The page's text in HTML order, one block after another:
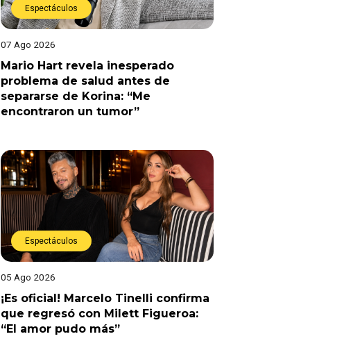
Espectáculos
07 Ago 2026
Mario Hart revela inesperado
problema de salud antes de
separarse de Korina: “Me
encontraron un tumor”
Espectáculos
05 Ago 2026
¡Es oficial! Marcelo Tinelli confirma
que regresó con Milett Figueroa:
“El amor pudo más”